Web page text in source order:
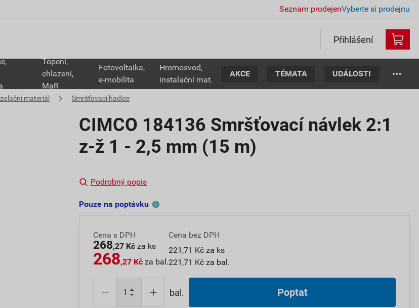
Seznam prodejenVyberte si prodejnu
Přihlášení
Topení,
chlazení,
MaR
Fotovoltaika,
e-mobilita
Hromosvod,
instalační mat.
AKCE TÉMATA UDÁLOSTI
materiál Smršťovací hadice
CIMCO 184136 Smršťovací návlek 2:1
z-ž 1 - 2,5 mm (15 m)
Podrobný popis
Pouze na poptávku
Cena s DPH
268,27 Kč za ks
268,27 Kč za bal.
Cena bez DPH
221,71 Kč za ks
221,71 Kč za bal.
bal. Poptat